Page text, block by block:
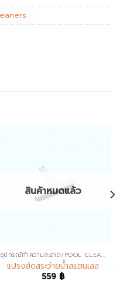
สินค้าหมดแล้ว
อุปกรณ์ทำความสะอาด/POOL CLEANERS
แปรงขัดสระว่ายน้ำสแตนเลส
559 ฿